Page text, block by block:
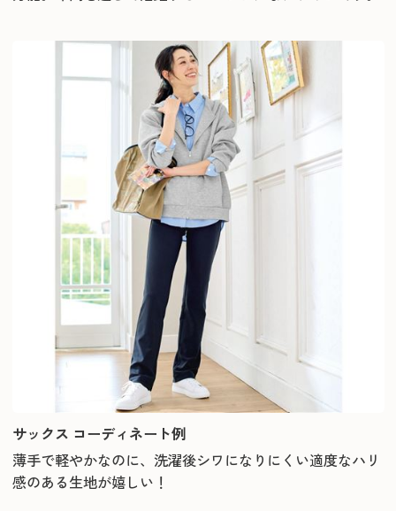
サックス コーディネート例
薄手で軽やかなのに、洗濯後シワになりにくい適度なハリ
感のある生地が嬉しい！